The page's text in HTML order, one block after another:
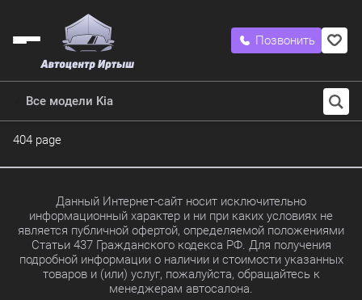
Позвонить
Все модели Kia
404 page
Данный Интернет-сайт носит исключительно
информационный характер и ни при каких условиях не
является публичной офертой, определяемой положениями
Статьи 437 Гражданского кодекса РФ. Для получения
подробной информации о наличии и стоимости указанных
товаров и (или) услуг, пожалуйста, обращайтесь к
менеджерам автосалона.